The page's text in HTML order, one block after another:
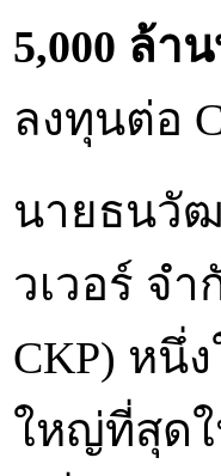
5,000 ล้า
ลงทุนต่อ
นายธนวัฒ
วเวอร์ จ
CKP) หนึ่
ใหญ่ที่สุด